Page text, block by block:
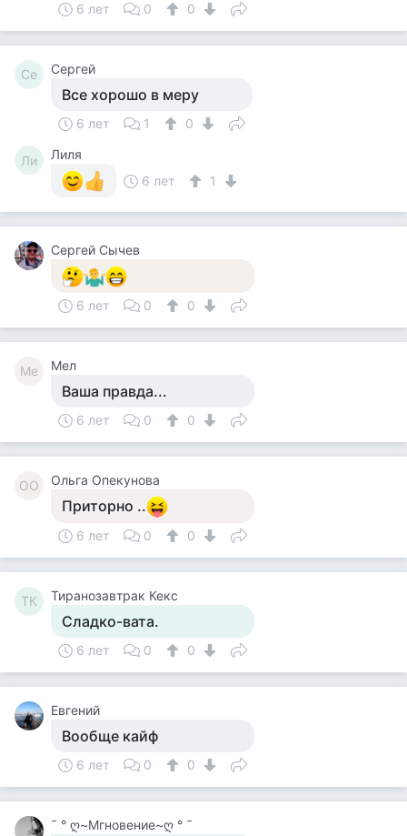
6 лет 0 0
Се Сергей
Все хорошо в меру
6 лет 1 0
Ли
Лиля
6 лет
1
Сергей Сычев
6 лет 0 0
Ме Мел
Ваша правда...
6 лет 0 0
ОО Ольга Опекунова
Приторно ..
6 лет 0 0
ТК Тиранозавтрак Кекс
Сладко-вата.
6 лет 0 0
Евгений
Вообще кайф
6 лет 0 0
˜ ° ღ~Мгновение~ღ ° ˜